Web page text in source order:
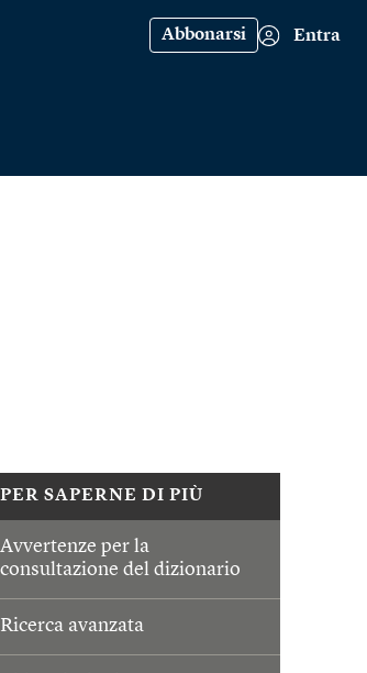
Abbonarsi Entra
PER SAPERNE DI PIÙ
Avvertenze per la
consultazione del dizionario
Ricerca avanzata